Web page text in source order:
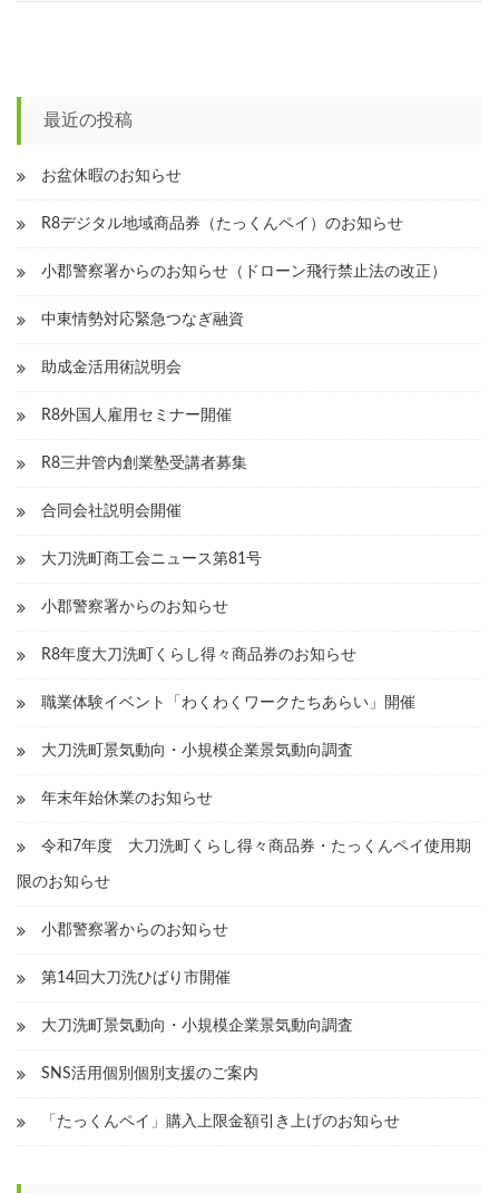
ビ
ー
シ
ョ
ン
最近の投稿
お盆休暇のお知らせ
R8デジタル地域商品券（たっくんペイ）のお知らせ
小郡警察署からのお知らせ（ドローン飛行禁止法の改正）
中東情勢対応緊急つなぎ融資
助成金活用術説明会
R8外国人雇用セミナー開催
R8三井管内創業塾受講者募集
合同会社説明会開催
大刀洗町商工会ニュース第81号
小郡警察署からのお知らせ
R8年度大刀洗町くらし得々商品券のお知らせ
職業体験イベント「わくわくワークたちあらい」開催
大刀洗町景気動向・小規模企業景気動向調査
年末年始休業のお知らせ
令和7年度 大刀洗町くらし得々商品券・たっくんペイ使用期
限のお知らせ
小郡警察署からのお知らせ
第14回大刀洗ひばり市開催
大刀洗町景気動向・小規模企業景気動向調査
SNS活用個別個別支援のご案内
「たっくんペイ」購入上限金額引き上げのお知らせ